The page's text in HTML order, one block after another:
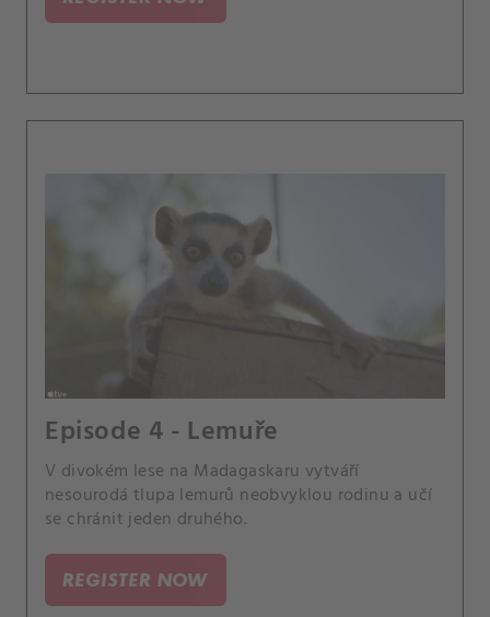
Episode 4 - Lemuře
V divokém lese na Madagaskaru vytváří
nesourodá tlupa lemurů neobvyklou rodinu a učí
se chránit jeden druhého.
REGISTER NOW